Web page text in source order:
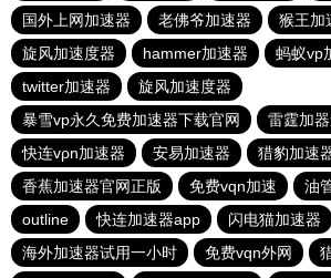
国外上网加速器
老佛爷加速器
猴王加
旋风加速度器
hammer加速器
蚂蚁vp
twitter加速器
旋风加速度器
暴雪vp永久免费加速器下载官网
雷霆加
快连vρn加速器
安易加速器 猎豹加速
香蕉加速器官网正版
免费vqn加速
油
outline
快连加速器app 闪电猫加速器
海外加速器试用一小时
免费vqn外网